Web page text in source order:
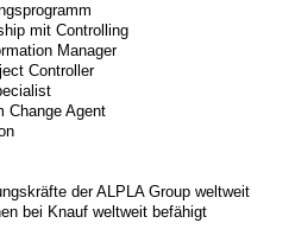
mit Controlling
Manager
Controller
Change Agent
der ALPLA Group weltweit
bei Knauf weltweit befähigt